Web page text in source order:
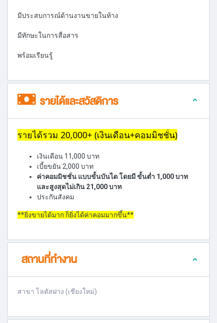
มีประสบการณ์ด้านงานขายในห้าง
มีทักษะในการสื่อสาร
พร้อมเรียนรู้
รายได้และสวัสดิการ
รายได้รวม 20,000+ (เงินเดือน+คอมมิชชั่น)
เงินเดือน 11,000 บาท
เบี้ยขยัน 2,000 บาท
ค่าคอมมิชชั่น แบบขั้นบันได โดยมี ขั้นต่ำ 1,000 บาท
และสูงสุดไม่เกิน 21,000 บาท
ประกันสังคม
**ยิ่งขายได้มาก ก็ยิ่งได้ค่าคอมมากขึ้น**
สถานที่ทำงาน
สาขา โลตัสฝาง (เชียงใหม่)